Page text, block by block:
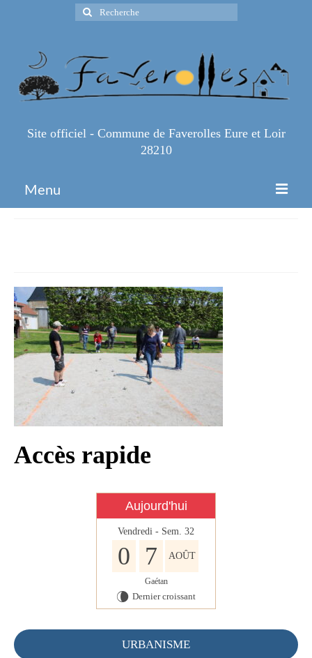
Rechercher
:
Site officiel - Commune de Faverolles Eure et Loir
28210
Menu
Infos Pratiques
Infos règlementaires
Contact et horaires
Mon village
Mes démarches
Faverolles Infos – Format
Séjourner à Faverolles
Nos Partenaires
Accès rapide
Aujourd'hui
Vendredi - Sem. 32
0 7 AOÛT
Gaétan
V Dernier croissant
URBANISME